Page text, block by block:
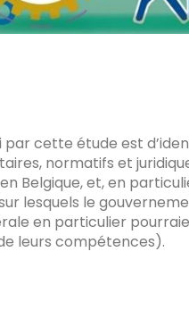
par cette étude est
normatifs et
Belgique, et, en
lesquels le
en particulier
leurs compétences).